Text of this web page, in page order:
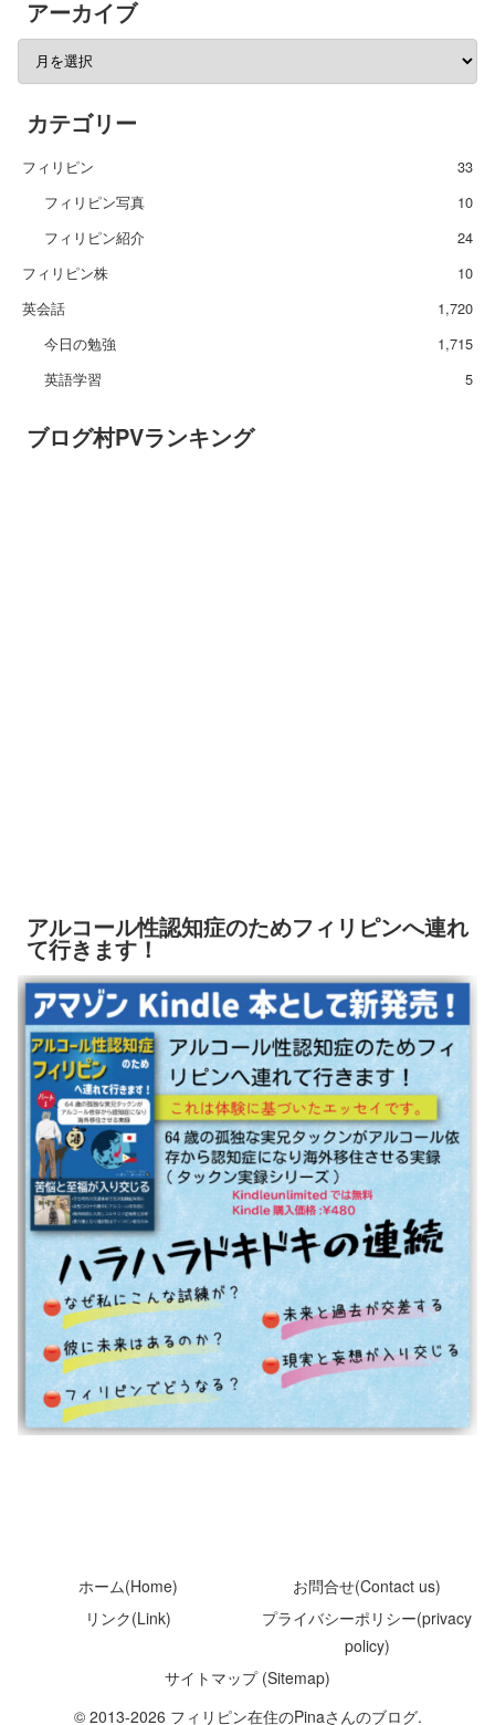
アーカイブ
カテゴリー
フィリピン
33
フィリピン写真
10
フィリピン紹介
24
フィリピン株
10
英会話
1,720
今日の勉強
1,715
英語学習
5
ブログ村PVランキング
アルコール性認知症のためフィリピンへ連れ
て行きます！
ホーム(Home)
お問合せ(Contact us)
リンク(Link)
プライバシーポリシー(privacy
policy)
サイトマップ (Sitemap)
© 2013-2026 フィリピン在住のPinaさんのブログ.